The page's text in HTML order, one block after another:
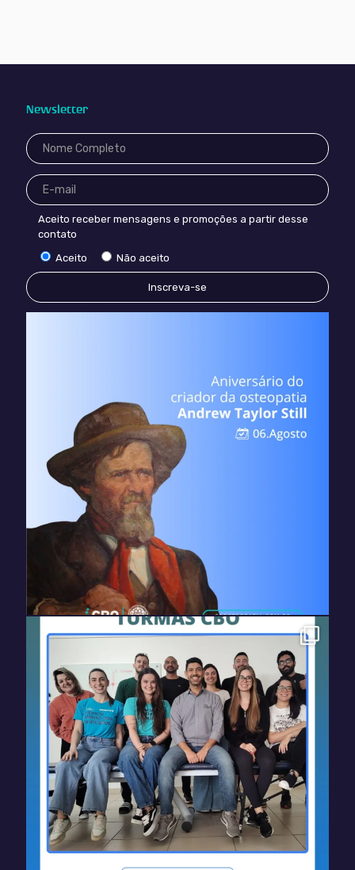
Newsletter
Aceito receber mensagens e promoções a partir desse
contato
Aceito
Não aceito